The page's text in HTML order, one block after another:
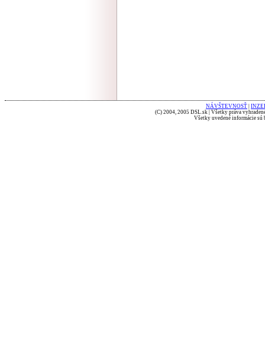
NÁVŠTEVNOSŤ
(C) 2004, 2005 DSL.sk | Všetky práva
Všetky uvedené informácie sú